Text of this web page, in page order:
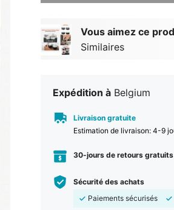
Vous aimez ce
Similaires
Expédition à Belgium
Livraison gratuite
Estimation de livraison: 4-9
30-jours de retours gratuits
Sécurité des achats
Paiements sécurisés